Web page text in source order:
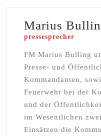
Marius
pressesprecher
FM Marius Bulling
Presse- und
Kommandanten,
Feuerwehr bei der
und der
im Wesentlichen
Einsätzen die